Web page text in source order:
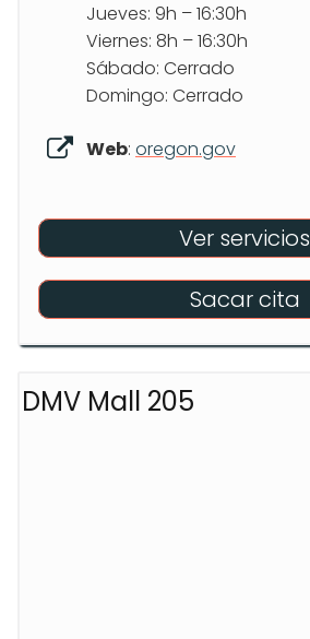
Jueves: 9h – 16:30h
Viernes: 8h – 16:30h
Sábado: Cerrado
Domingo: Cerrado
Web: oregon.gov
Ver servicios
Sacar cita
DMV Mall 205